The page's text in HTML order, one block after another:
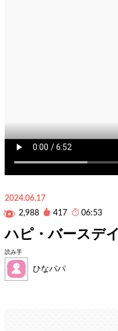
2024.06.17
2,988
417 06:53
ハピ・バースデイ
読み手
ひなパパ